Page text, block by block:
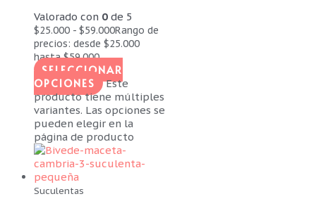
Valorado con 0 de 5
$25.000 - $59.000Rango de
precios: desde $25.000
hasta $59.000
SELECCIONAR
OPCIONES
Este
producto tiene múltiples
variantes. Las opciones se
pueden elegir en la
página de producto
Suculentas